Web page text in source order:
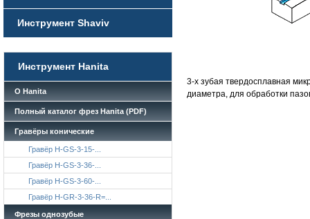
Инструмент Shaviv
Инструмент Hanita
О Hanita
Полный каталог фрез Hanita (PDF)
Гравёры конические
Гравёр H-GS-3-15-...
Гравёр H-GS-3-36-...
Гравёр H-GS-3-60-...
Гравёр H-GR-3-36-R=...
Фрезы однозубые
3-х зубая твердосплавная
диаметра, для обработки